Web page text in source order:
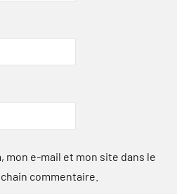
mon e-mail et mon site dans le
commentaire.